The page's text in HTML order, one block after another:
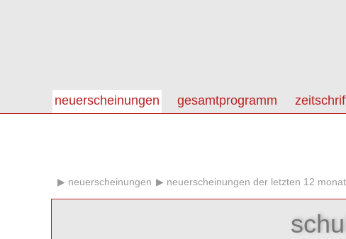
neuerscheinungen gesamtprogramm
neuerscheinungen neuerscheinungen der letzten 12